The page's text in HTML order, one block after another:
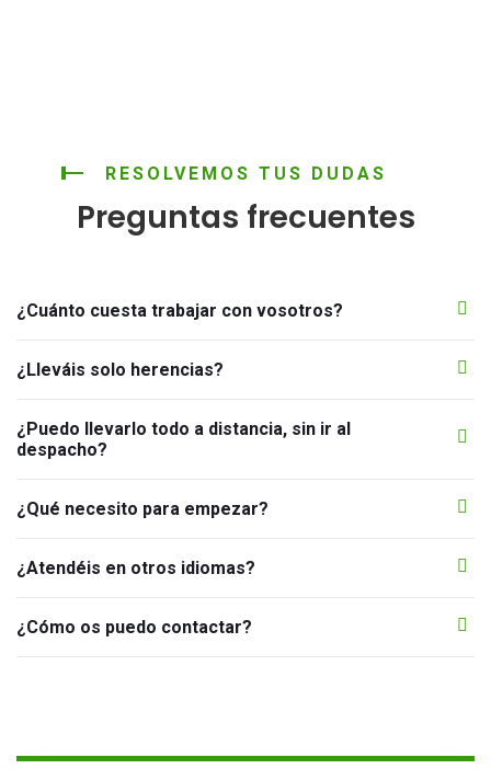
RESOLVEMOS TUS DUDAS
Preguntas frecuentes
¿Cuánto cuesta trabajar con vosotros?
¿Lleváis solo herencias?
¿Puedo llevarlo todo a distancia, sin ir al
despacho?
¿Qué necesito para empezar?
¿Atendéis en otros idiomas?
¿Cómo os puedo contactar?